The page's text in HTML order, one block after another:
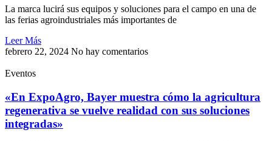
La marca lucirá sus equipos y soluciones para el campo en una de
las ferias agroindustriales más importantes de
Leer Más
febrero 22, 2024 No hay comentarios
Eventos
«En ExpoAgro, Bayer muestra cómo la agricultura
regenerativa se vuelve realidad con sus soluciones
integradas»